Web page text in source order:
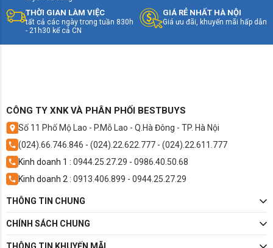
thanh bằng trí tuệ nhân tạo.
🔊 Âm thanh Dolby Atmos, tạo hiệu ứng âm thanh 3D
THỜI GIAN LÀM VIỆC
tất cả các ngày trong tuần 830h
- 21h30 kể cả CN
GIÁ RẺ NHẤT HÀ NỘI
Giá ưu đãi, khuyến mãi hấp dẫn
CÔNG TY XNK VÀ PHÂN PHỐI BESTBUYS
Số 11 Phố Mộ Lao - P.Mỗ Lao - Q.Hà Đông - TP. Hà Nội
(024).66.746.846 - (024).22.622.777 - (024).22.611.777
Kinh doanh 1 : 0944.25.27.29 - 0986.40.50.68
Kinh doanh 2 : 0913.406.899 - 0944.25.27.29
THÔNG TIN CHUNG
CHÍNH SÁCH CHUNG